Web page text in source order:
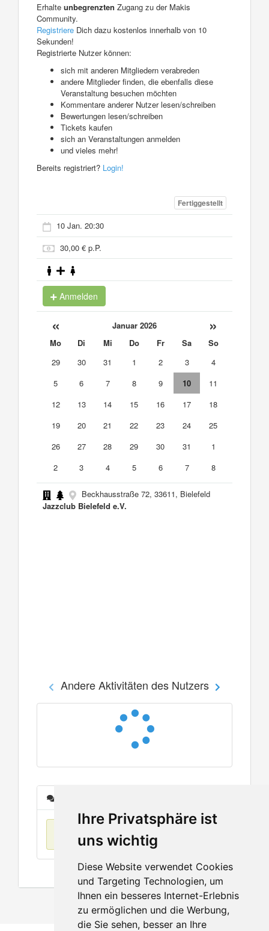
Ihre Privatsphäre ist
uns wichtig
Diese Website verwendet Cookies
und Targeting Technologien, um
Ihnen ein besseres Internet-Erlebnis
zu ermöglichen und die Werbung,
die Sie sehen, besser an Ihre
Erhalte unbegrenzten Zugang zu der Makis
Community.
Registriere Dich dazu kostenlos innerhalb von 10
Sekunden!
Registrierte Nutzer können:
sich mit anderen Mitgliedern verabreden
andere Mitglieder finden, die ebenfalls diese
Veranstaltung besuchen möchten
Kommentare anderer Nutzer lesen/schreiben
Bewertungen lesen/schreiben
Tickets kaufen
sich an Veranstaltungen anmelden
und vieles mehr!
Bereits registriert? Login!
Fertiggestellt
10 Jan. 20:30
30,00 € p.P.
Anmelden
« Januar 2026 »
Mo Di Mi Do Fr Sa
So
29
30 31 1 2 3
4
5
6 7 8 9 10
11
12
13 14 15 16 17
18
19
20 21 22 23 24
25
26
27 28 29 30 31
1
2
3 4 5 6 7 8
Beckhausstraße 72, 33611, Bielefeld
Jazzclub Bielefeld e.V.
Andere Aktivitäten des Nutzers
Keine Einträge